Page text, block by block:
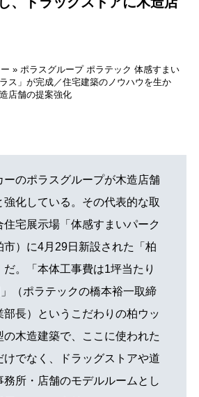
» ポラスグループ ポラテック 体感すまい
ス」が完成／住宅建築のノウハウを生か
店舗の提案強化
のポラスグループが木造店舗
強化している。その代表的な取
住宅展示場「体感すまいパーク
市）に4月29日新設された「柏
だ。「本体工事費は1坪当たり
（ポラテックの橋本裕一取締
部長）というこだわりの柏ウッ
の木造建築で、ここに使われた
けでなく、ドラッグストアや道
務所・店舗のモデルルームとし